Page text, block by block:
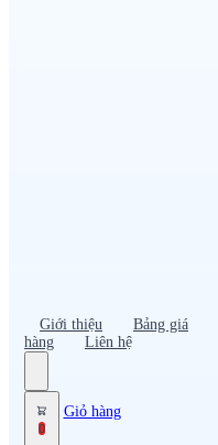
Giới thiệu Bảng giá
hàng
Liên hệ
0
Giỏ hàng